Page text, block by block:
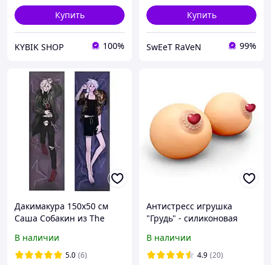
Купить
KYBIK SHOP 100%
Купить
SwEeT RaVeN 99%
Дакимакура 150х50 см
Саша Собакин из The
для обнимания аниме
принт двусторонняя
В наличии
5.0 (6)
Антистресс игрушка
"Грудь" - силиконовая
подарок-прикол 8см -
2шт.
В наличии
4.9 (20)